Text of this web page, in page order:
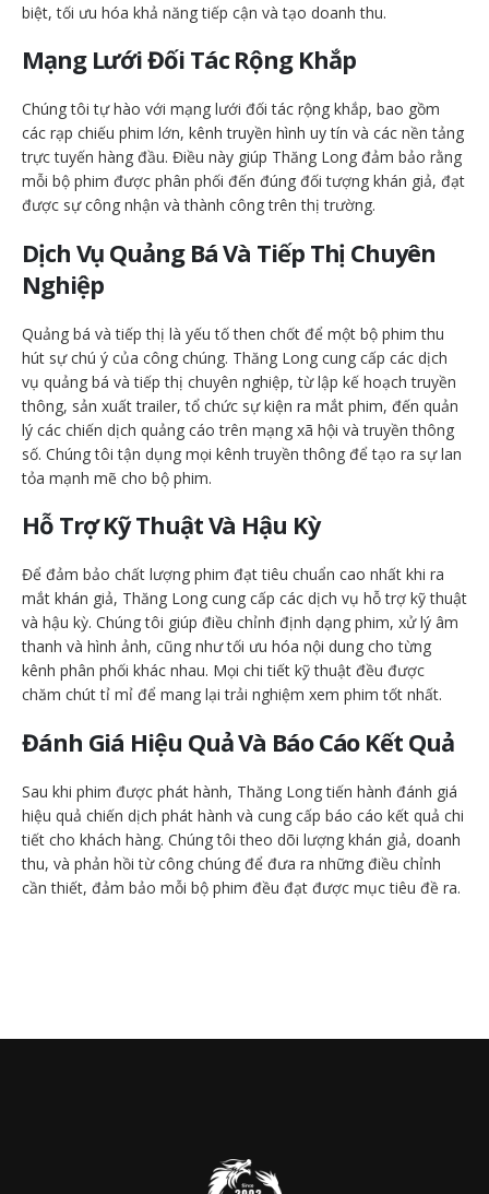
biệt, tối ưu hóa khả năng tiếp cận và tạo doanh thu.
Mạng Lưới Đối Tác Rộng Khắp
Chúng tôi tự hào với mạng lưới đối tác rộng khắp, bao gồm
các rạp chiếu phim lớn, kênh truyền hình uy tín và các nền tảng
trực tuyến hàng đầu. Điều này giúp Thăng Long đảm bảo rằng
mỗi bộ phim được phân phối đến đúng đối tượng khán giả, đạt
được sự công nhận và thành công trên thị trường.
Dịch Vụ Quảng Bá Và Tiếp Thị Chuyên
Nghiệp
Quảng bá và tiếp thị là yếu tố then chốt để một bộ phim thu
hút sự chú ý của công chúng. Thăng Long cung cấp các dịch
vụ quảng bá và tiếp thị chuyên nghiệp, từ lập kế hoạch truyền
thông, sản xuất trailer, tổ chức sự kiện ra mắt phim, đến quản
lý các chiến dịch quảng cáo trên mạng xã hội và truyền thông
số. Chúng tôi tận dụng mọi kênh truyền thông để tạo ra sự lan
tỏa mạnh mẽ cho bộ phim.
Hỗ Trợ Kỹ Thuật Và Hậu Kỳ
Để đảm bảo chất lượng phim đạt tiêu chuẩn cao nhất khi ra
mắt khán giả, Thăng Long cung cấp các dịch vụ hỗ trợ kỹ thuật
và hậu kỳ. Chúng tôi giúp điều chỉnh định dạng phim, xử lý âm
thanh và hình ảnh, cũng như tối ưu hóa nội dung cho từng
kênh phân phối khác nhau. Mọi chi tiết kỹ thuật đều được
chăm chút tỉ mỉ để mang lại trải nghiệm xem phim tốt nhất.
Đánh Giá Hiệu Quả Và Báo Cáo Kết Quả
Sau khi phim được phát hành, Thăng Long tiến hành đánh giá
hiệu quả chiến dịch phát hành và cung cấp báo cáo kết quả chi
tiết cho khách hàng. Chúng tôi theo dõi lượng khán giả, doanh
thu, và phản hồi từ công chúng để đưa ra những điều chỉnh
cần thiết, đảm bảo mỗi bộ phim đều đạt được mục tiêu đề ra.